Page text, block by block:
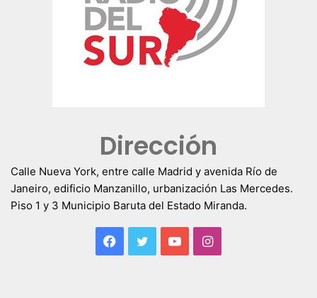
Dirección
Calle Nueva York, entre calle Madrid y avenida Río de
Janeiro, edificio Manzanillo, urbanización Las Mercedes.
Piso 1 y 3 Municipio Baruta del Estado Miranda.
Facebook
TwitterYouTubeInstagram